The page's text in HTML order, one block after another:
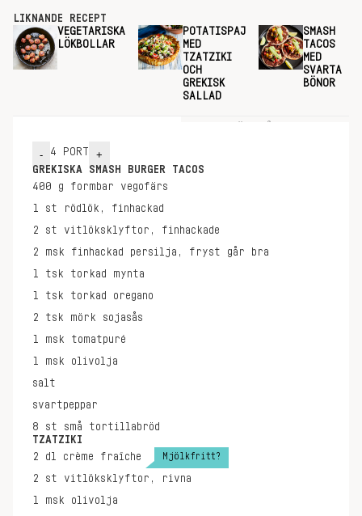
LIKNANDE RECEPT
VEGETARISKA
LÖKBOLLAR
POTATISPAJ
MED
TZATZIKI
OCH
GREKISK
SALLAD
SMASH
TACOS
MED
SVARTA
BÖNOR
- 4 PORT +
GREKISKA SMASH BURGER TACOS
400 g
formbar vegofärs
1 st
rödlök, finhackad
2 st
vitlöksklyftor, finhackade
2 msk
finhackad persilja, fryst går bra
1 tsk
torkad mynta
1 tsk
torkad oregano
2 tsk
mörk sojasås
1 msk
tomatpuré
1 msk
olivolja
salt
svartpeppar
8 st
små tortillabröd
TZATZIKI
2 dl crème fraîche Mjölkfritt?
2 st
vitlöksklyftor, rivna
1 msk
olivolja